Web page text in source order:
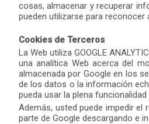
cosas, almacenar y recuperar
pueden utilizarse para
Cookies de Terceros
La Web utiliza GOOGLE
una analítica Web acerca del
almacenada por Google en los
de los datos o la información
pueda usar la plena
Además, usted puede impedir
parte de Google descargando e